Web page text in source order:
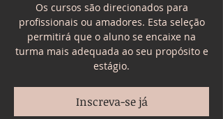
Os cursos são direcionados para
profissionais ou amadores. Esta seleção
permitirá que o aluno se encaixe na
turma mais adequada ao seu propósito e
Inscreva-se já